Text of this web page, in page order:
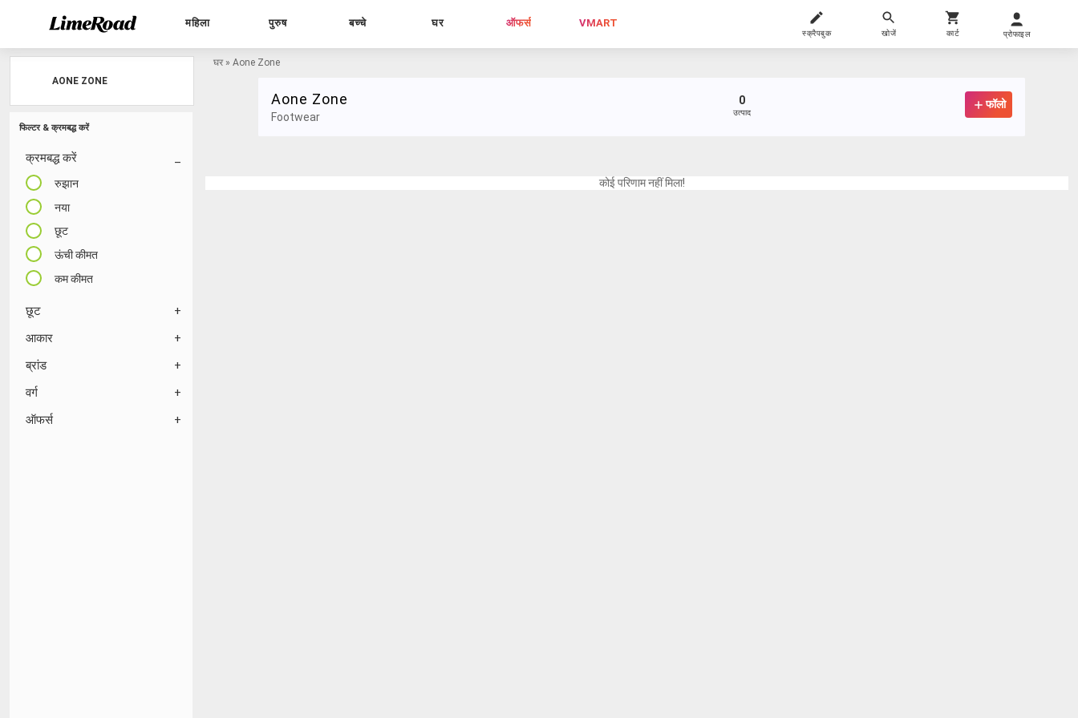
महिला पुरुष बच्चे घर ऑफर्स VMART
स्क्रैपबुक खोजें कार्ट प्रोफाइल
फिल्टर & क्रमबद्ध करें
क्रमबद्ध करें
रुझान
नया
छूट
ऊंची कीमत
कम कीमत
छूट
आकार
ब्रांड
वर्ग
ऑफर्स
घर » Aone Zone
Aone Zone
Footwear
0
उत्पाद
फॉलो
AONE ZONE
कोई परिणाम नहीं मिला!